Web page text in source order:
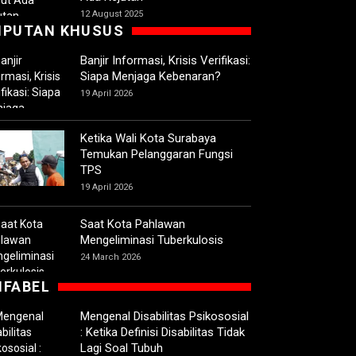
12 August 2025
KHUSUS
Banjir Informasi, Krisis Verifikasi:
Siapa Menjaga Kebenaran?
19 April 2026
Ketika Wali Kota Surabaya
Temukan Pelanggaran Fungsi
TPS
19 April 2026
Saat Kota Pahlawan
Mengeliminasi Tuberkulosis
24 March 2026
Mengenal Disabilitas Psikososial
: Ketika Definisi Disabilitas Tidak
Lagi Soal Tubuh